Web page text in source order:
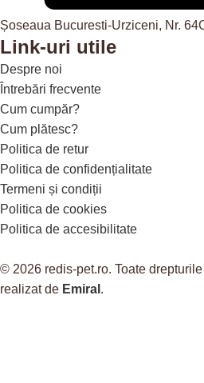
Șoseaua Bucuresti-Urziceni, Nr.
Link-uri utile
Despre noi
Întrebări frecvente
Cum cumpăr?
Cum plătesc?
Politica de retur
Politica de confidențialitate
Termeni și condiții
Politica de cookies
Politica de accesibilitate
© 2026 redis-pet.ro. Toate
realizat de Emiral .